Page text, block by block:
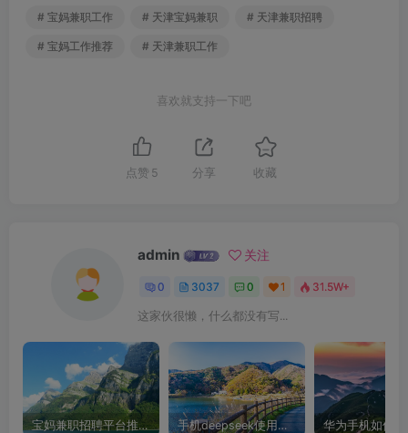
# 宝妈兼职工作 # 天津宝妈兼职 # 天津兼职招聘
# 宝妈工作推荐 # 天津兼职工作
喜欢就支持一下吧
点赞 5 分享 收藏
admin 关注
0 3037 0 1 31.5W+
这家伙很懒，什么都没有写...
宝妈兼职招聘平台推荐，轻松找到理想工作！ 手机deepseek使用全攻略，轻松实现画图与炒股功能